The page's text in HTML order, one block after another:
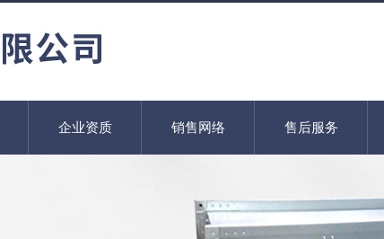
企业资质 销售网络 售后服务